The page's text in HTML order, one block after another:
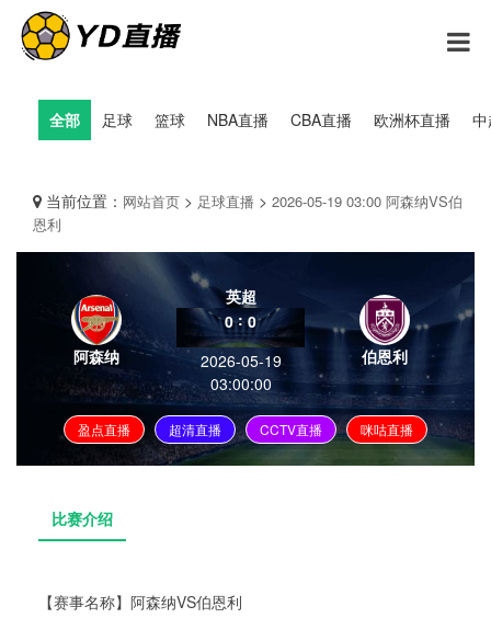
全部 足球 篮球 NBA直播 CBA直播 欧洲杯直播
当前位置： 网站首页 > 足球直播 > 2026-05-19 03:00 阿森纳VS伯
恩利
阿森纳
英超
0:0
2026-05-19
03:00:00
伯恩利
盈点直播 超清直播 CCTV直播 咪咕直播
【赛事名称】 阿森纳VS伯恩利